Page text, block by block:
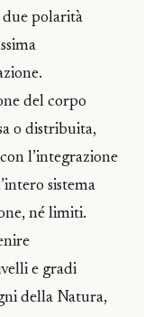
due polarità
del corpo
o distribuita,
l’integrazione
sistema
né limiti.
e gradi
della Natura,